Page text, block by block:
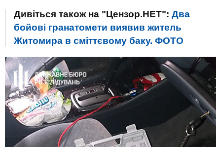
Дивіться також на "Цензор.НЕТ": Два
бойові гранатомети виявив житель
Житомира в сміттєвому баку. ФОТО